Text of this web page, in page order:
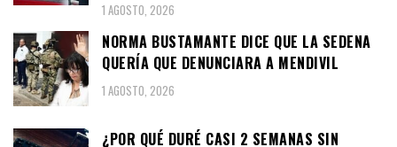
1 AGOSTO, 2026
NORMA BUSTAMANTE DICE QUE LA SEDENA
QUERÍA QUE DENUNCIARA A MENDIVIL
1 AGOSTO, 2026
¿POR QUÉ DURÉ CASI 2 SEMANAS SIN